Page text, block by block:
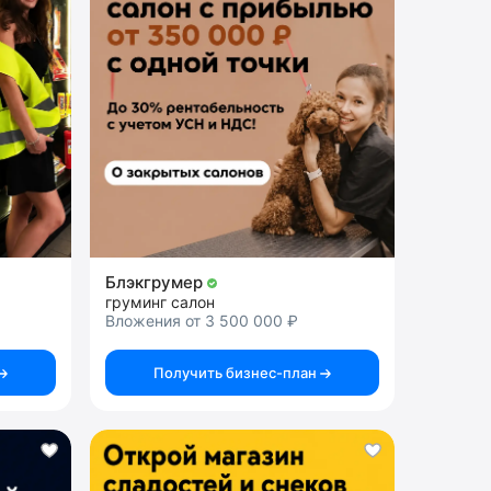
Блэкгрумер
груминг салон
Вложения от 3 500 000 ₽
Получить бизнес-план